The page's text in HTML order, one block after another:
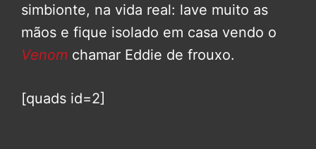
simbionte, na vida real: lave muito as
mãos e fique isolado em casa vendo o
Venom chamar Eddie de frouxo.
[quads id=2]